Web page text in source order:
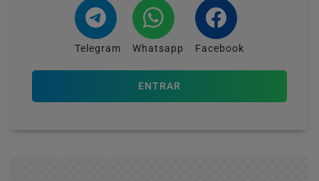
Telegram Whatsapp Facebook
ENTRAR